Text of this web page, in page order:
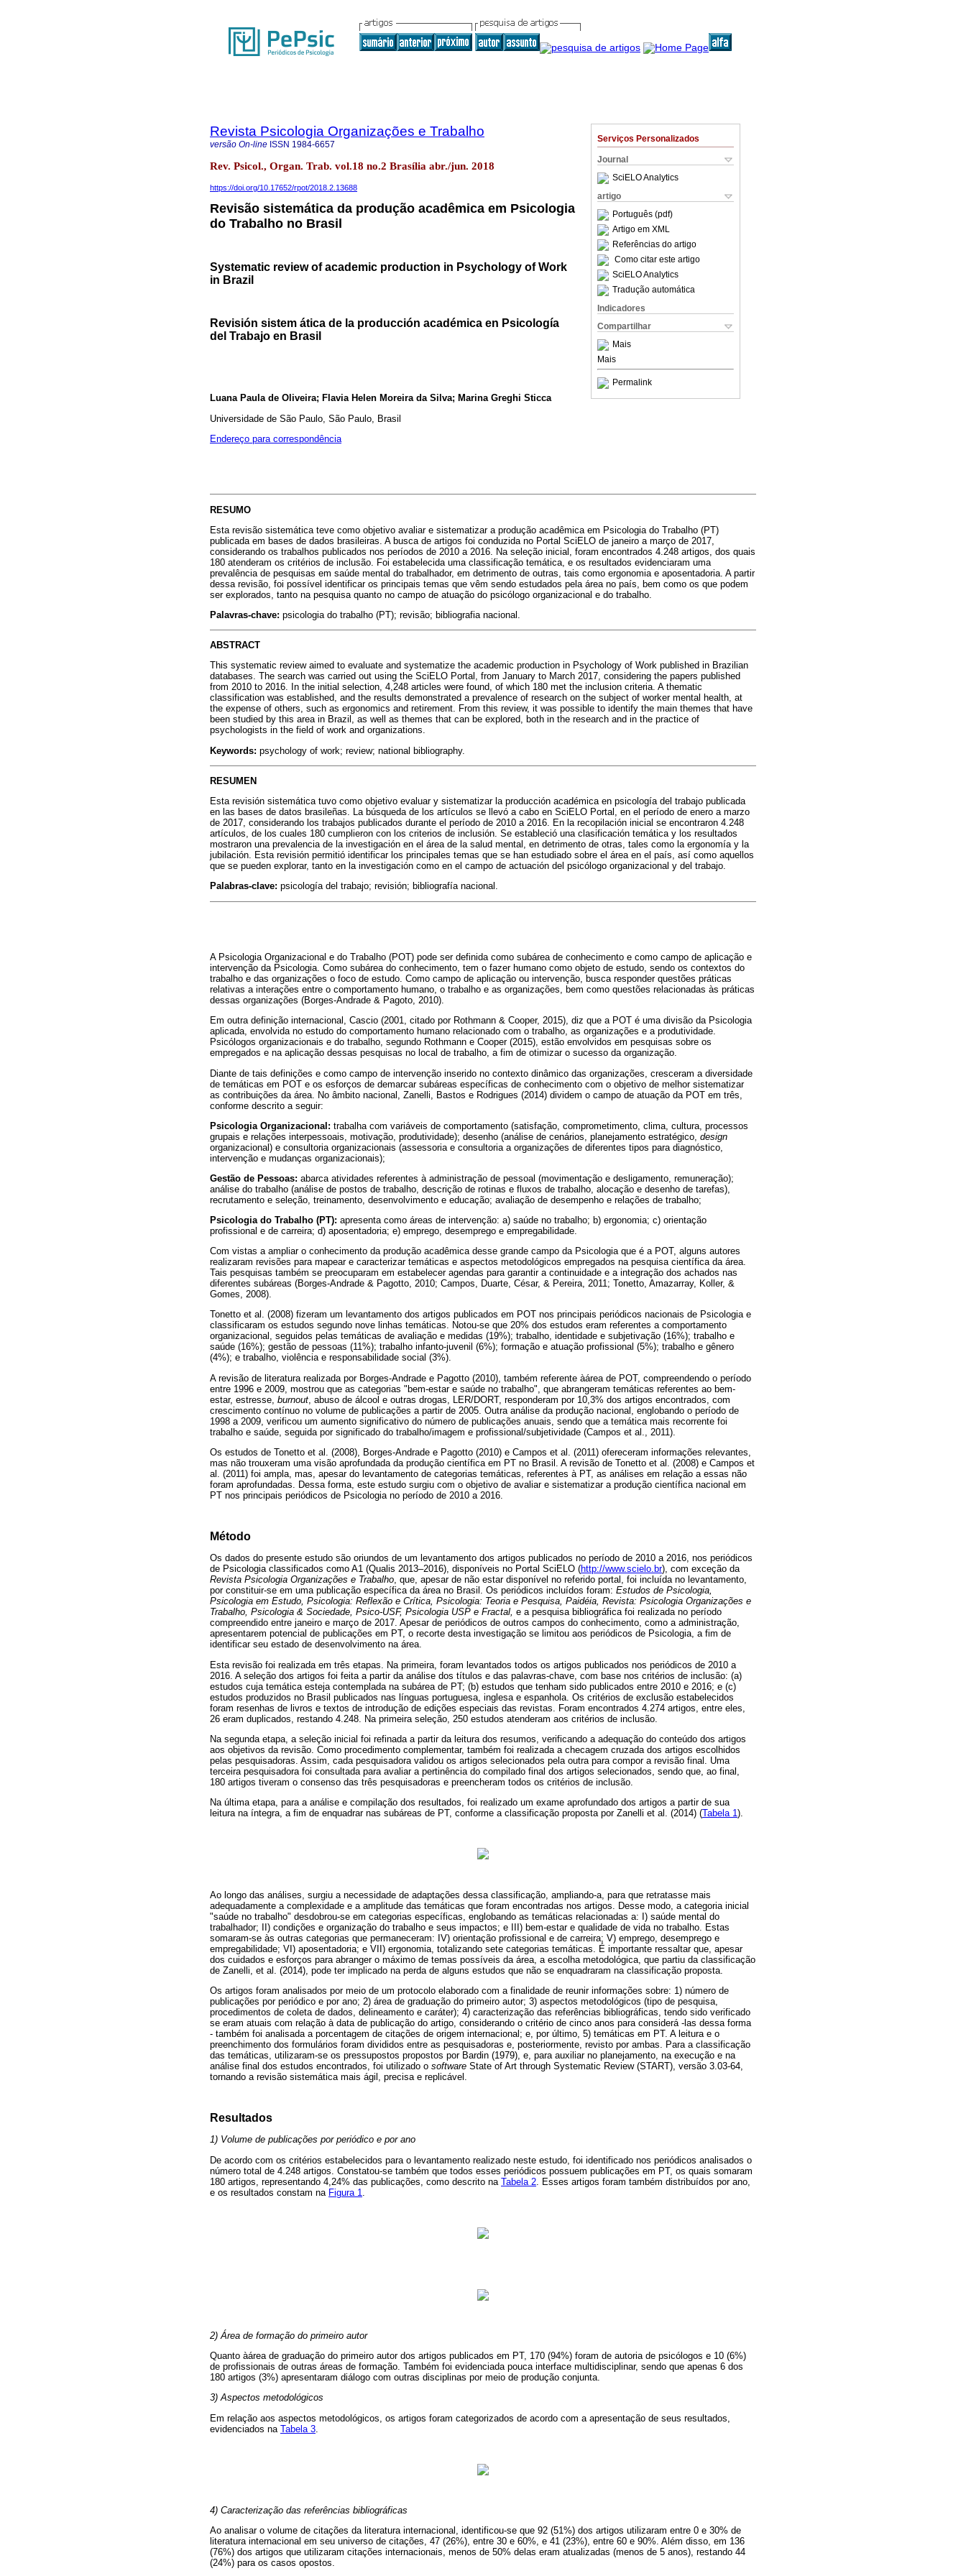
Serviços Personalizados
Journal
SciELO Analytics
artigo
Português (pdf)
Artigo em XML
Referências do artigo
Como citar este artigo
SciELO Analytics
Tradução automática
Indicadores
Compartilhar
Mais
Mais
Permalink
Revista Psicologia Organizações e Trabalho
versão On-line ISSN 1984-6657
Rev. Psicol., Organ. Trab. vol.18 no.2 Brasília abr./jun. 2018
https://doi.org/10.17652/rpot/2018.2.13688
Revisão sistemática da produção acadêmica em Psicologia
do Trabalho no Brasil
Systematic review of academic production in Psychology of Work
in Brazil
Revisión sistem ática de la producción académica en Psicología
del Trabajo en Brasil
Luana Paula de Oliveira; Flavia Helen Moreira da Silva; Marina Greghi Sticca
Universidade de São Paulo, São Paulo, Brasil
Endereço para correspondência
RESUMO
Esta revisão sistemática teve como objetivo avaliar e sistematizar a produção acadêmica em Psicologia do Trabalho (PT)
publicada em bases de dados brasileiras. A busca de artigos foi conduzida no Portal SciELO de janeiro a março de 2017,
considerando os trabalhos publicados nos períodos de 2010 a 2016. Na seleção inicial, foram encontrados 4.248 artigos, dos quais
180 atenderam os critérios de inclusão. Foi estabelecida uma classificação temática, e os resultados evidenciaram uma
prevalência de pesquisas em saúde mental do trabalhador, em detrimento de outras, tais como ergonomia e aposentadoria. A partir
dessa revisão, foi possível identificar os principais temas que vêm sendo estudados pela área no país, bem como os que podem
ser explorados, tanto na pesquisa quanto no campo de atuação do psicólogo organizacional e do trabalho.
Palavras-chave: psicologia do trabalho (PT); revisão; bibliografia nacional.
ABSTRACT
This systematic review aimed to evaluate and systematize the academic production in Psychology of Work published in Brazilian
databases. The search was carried out using the SciELO Portal, from January to March 2017, considering the papers published
from 2010 to 2016. In the initial selection, 4,248 articles were found, of which 180 met the inclusion criteria. A thematic
classification was established, and the results demonstrated a prevalence of research on the subject of worker mental health, at
the expense of others, such as ergonomics and retirement. From this review, it was possible to identify the main themes that have
been studied by this area in Brazil, as well as themes that can be explored, both in the research and in the practice of
psychologists in the field of work and organizations.
Keywords: psychology of work; review; national bibliography.
RESUMEN
Esta revisión sistemática tuvo como objetivo evaluar y sistematizar la producción académica en psicología del trabajo publicada
en las bases de datos brasileñas. La búsqueda de los artículos se llevó a cabo en SciELO Portal, en el período de enero a marzo
de 2017, considerando los trabajos publicados durante el período de 2010 a 2016. En la recopilación inicial se encontraron 4.248
artículos, de los cuales 180 cumplieron con los criterios de inclusión. Se estableció una clasificación temática y los resultados
mostraron una prevalencia de la investigación en el área de la salud mental, en detrimento de otras, tales como la ergonomía y la
jubilación. Esta revisión permitió identificar los principales temas que se han estudiado sobre el área en el país, así como aquellos
que se pueden explorar, tanto en la investigación como en el campo de actuación del psicólogo organizacional y del trabajo.
Palabras-clave: psicología del trabajo; revisión; bibliografía nacional.
A Psicologia Organizacional e do Trabalho (POT) pode ser definida como subárea de conhecimento e como campo de aplicação e
intervenção da Psicologia. Como subárea do conhecimento, tem o fazer humano como objeto de estudo, sendo os contextos do
trabalho e das organizações o foco de estudo. Como campo de aplicação ou intervenção, busca responder questões práticas
relativas a interações entre o comportamento humano, o trabalho e as organizações, bem como questões relacionadas às práticas
dessas organizações (Borges-Andrade & Pagoto, 2010).
Em outra definição internacional, Cascio (2001, citado por Rothmann & Cooper, 2015), diz que a POT é uma divisão da Psicologia
aplicada, envolvida no estudo do comportamento humano relacionado com o trabalho, as organizações e a produtividade.
Psicólogos organizacionais e do trabalho, segundo Rothmann e Cooper (2015), estão envolvidos em pesquisas sobre os
empregados e na aplicação dessas pesquisas no local de trabalho, a fim de otimizar o sucesso da organização.
Diante de tais definições e como campo de intervenção inserido no contexto dinâmico das organizações, cresceram a diversidade
de temáticas em POT e os esforços de demarcar subáreas específicas de conhecimento com o objetivo de melhor sistematizar
as contribuições da área. No âmbito nacional, Zanelli, Bastos e Rodrigues (2014) dividem o campo de atuação da POT em três,
conforme descrito a seguir:
Psicologia Organizacional: trabalha com variáveis de comportamento (satisfação, comprometimento, clima, cultura, processos
grupais e relações interpessoais, motivação, produtividade); desenho (análise de cenários, planejamento estratégico, design
organizacional) e consultoria organizacionais (assessoria e consultoria a organizações de diferentes tipos para diagnóstico,
intervenção e mudanças organizacionais);
Gestão de Pessoas: abarca atividades referentes à administração de pessoal (movimentação e desligamento, remuneração);
análise do trabalho (análise de postos de trabalho, descrição de rotinas e fluxos de trabalho, alocação e desenho de tarefas),
recrutamento e seleção, treinamento, desenvolvimento e educação; avaliação de desempenho e relações de trabalho;
Psicologia do Trabalho (PT): apresenta como áreas de intervenção: a) saúde no trabalho; b) ergonomia; c) orientação
profissional e de carreira; d) aposentadoria; e) emprego, desemprego e empregabilidade.
Com vistas a ampliar o conhecimento da produção acadêmica desse grande campo da Psicologia que é a POT, alguns autores
realizaram revisões para mapear e caracterizar temáticas e aspectos metodológicos empregados na pesquisa científica da área.
Tais pesquisas também se preocuparam em estabelecer agendas para garantir a continuidade e a integração dos achados nas
diferentes subáreas (Borges-Andrade & Pagotto, 2010; Campos, Duarte, César, & Pereira, 2011; Tonetto, Amazarray, Koller, &
Gomes, 2008).
Tonetto et al. (2008) fizeram um levantamento dos artigos publicados em POT nos principais periódicos nacionais de Psicologia e
classificaram os estudos segundo nove linhas temáticas. Notou-se que 20% dos estudos eram referentes a comportamento
organizacional, seguidos pelas temáticas de avaliação e medidas (19%); trabalho, identidade e subjetivação (16%); trabalho e
saúde (16%); gestão de pessoas (11%); trabalho infanto-juvenil (6%); formação e atuação profissional (5%); trabalho e gênero
(4%); e trabalho, violência e responsabilidade social (3%).
A revisão de literatura realizada por Borges-Andrade e Pagotto (2010), também referente àárea de POT, compreendendo o período
entre 1996 e 2009, mostrou que as categorias "bem-estar e saúde no trabalho", que abrangeram temáticas referentes ao bem-
estar, estresse, burnout , abuso de álcool e outras drogas, LER/DORT, responderam por 10,3% dos artigos encontrados, com
crescimento contínuo no volume de publicações a partir de 2005. Outra análise da produção nacional, englobando o período de
1998 a 2009, verificou um aumento significativo do número de publicações anuais, sendo que a temática mais recorrente foi
trabalho e saúde, seguida por significado do trabalho/imagem e profissional/subjetividade (Campos et al., 2011).
Os estudos de Tonetto et al. (2008), Borges-Andrade e Pagotto (2010) e Campos et al. (2011) ofereceram informações relevantes,
mas não trouxeram uma visão aprofundada da produção científica em PT no Brasil. A revisão de Tonetto et al. (2008) e Campos et
al. (2011) foi ampla, mas, apesar do levantamento de categorias temáticas, referentes à PT, as análises em relação a essas não
foram aprofundadas. Dessa forma, este estudo surgiu com o objetivo de avaliar e sistematizar a produção científica nacional em
PT nos principais periódicos de Psicologia no período de 2010 a 2016.
Método
Os dados do presente estudo são oriundos de um levantamento dos artigos publicados no período de 2010 a 2016, nos periódicos
de Psicologia classificados como A1 (Qualis 2013–2016), disponíveis no Portal SciELO (http://www.scielo.br), com exceção da
Revista Psicologia Organizações e Trabalho, que, apesar de não estar disponível no referido portal, foi incluída no levantamento,
por constituir-se em uma publicação específica da área no Brasil. Os periódicos incluídos foram: Estudos de Psicologia,
Psicologia em Estudo, Psicologia: Reflexão e Crítica, Psicologia: Teoria e Pesquisa, Paidéia, Revista: Psicologia Organizações e
Trabalho, Psicologia & Sociedade, Psico-USF, Psicologia USP e Fractal, e a pesquisa bibliográfica foi realizada no período
compreendido entre janeiro e março de 2017. Apesar de periódicos de outros campos do conhecimento, como a administração,
apresentarem potencial de publicações em PT, o recorte desta investigação se limitou aos periódicos de Psicologia, a fim de
identificar seu estado de desenvolvimento na área.
Esta revisão foi realizada em três etapas. Na primeira, foram levantados todos os artigos publicados nos periódicos de 2010 a
2016. A seleção dos artigos foi feita a partir da análise dos títulos e das palavras-chave, com base nos critérios de inclusão: (a)
estudos cuja temática esteja contemplada na subárea de PT; (b) estudos que tenham sido publicados entre 2010 e 2016; e (c)
estudos produzidos no Brasil publicados nas línguas portuguesa, inglesa e espanhola. Os critérios de exclusão estabelecidos
foram resenhas de livros e textos de introdução de edições especiais das revistas. Foram encontrados 4.274 artigos, entre eles,
26 eram duplicados, restando 4.248. Na primeira seleção, 250 estudos atenderam aos critérios de inclusão.
Na segunda etapa, a seleção inicial foi refinada a partir da leitura dos resumos, verificando a adequação do conteúdo dos artigos
aos objetivos da revisão. Como procedimento complementar, também foi realizada a checagem cruzada dos artigos escolhidos
pelas pesquisadoras. Assim, cada pesquisadora validou os artigos selecionados pela outra para compor a revisão final. Uma
terceira pesquisadora foi consultada para avaliar a pertinência do compilado final dos artigos selecionados, sendo que, ao final,
180 artigos tiveram o consenso das três pesquisadoras e preencheram todos os critérios de inclusão.
Na última etapa, para a análise e compilação dos resultados, foi realizado um exame aprofundado dos artigos a partir de sua
leitura na íntegra, a fim de enquadrar nas subáreas de PT, conforme a classificação proposta por Zanelli et al. (2014) (Tabela 1 ).
Ao longo das análises, surgiu a necessidade de adaptações dessa classificação, ampliando-a, para que retratasse mais
adequadamente a complexidade e a amplitude das temáticas que foram encontradas nos artigos. Desse modo, a categoria inicial
"saúde no trabalho" desdobrou-se em categorias específicas, englobando as temáticas relacionadas a: I) saúde mental do
trabalhador; II) condições e organização do trabalho e seus impactos; e III) bem-estar e qualidade de vida no trabalho. Estas
somaram-se às outras categorias que permaneceram: IV) orientação profissional e de carreira; V) emprego, desemprego e
empregabilidade; VI) aposentadoria; e VII) ergonomia, totalizando sete categorias temáticas. É importante ressaltar que, apesar
dos cuidados e esforços para abranger o máximo de temas possíveis da área, a escolha metodológica, que partiu da classificação
de Zanelli, et al. (2014), pode ter implicado na perda de alguns estudos que não se enquadraram na classificação proposta.
Os artigos foram analisados por meio de um protocolo elaborado com a finalidade de reunir informações sobre: 1) número de
publicações por periódico e por ano; 2) área de graduação do primeiro autor; 3) aspectos metodológicos (tipo de pesquisa,
procedimentos de coleta de dados, delineamento e caráter); 4) caracterização das referências bibliográficas, tendo sido verificado
se eram atuais com relação à data de publicação do artigo, considerando o critério de cinco anos para considerá -las dessa forma
- também foi analisada a porcentagem de citações de origem internacional; e, por último, 5) temáticas em PT. A leitura e o
preenchimento dos formulários foram divididos entre as pesquisadoras e, posteriormente, revisto por ambas. Para a classificação
das temáticas, utilizaram-se os pressupostos propostos por Bardin (1979), e, para auxiliar no planejamento, na execução e na
análise final dos estudos encontrados, foi utilizado o software State of Art through Systematic Review (START), versão 3.03-64,
tornando a revisão sistemática mais ágil, precisa e replicável.
Resultados
1) Volume de publicações por periódico e por ano
De acordo com os critérios estabelecidos para o levantamento realizado neste estudo, foi identificado nos periódicos analisados o
número total de 4.248 artigos. Constatou-se também que todos esses periódicos possuem publicações em PT, os quais somaram
180 artigos, representando 4,24% das publicações, como descrito na Tabela 2 . Esses artigos foram também distribuídos por ano,
e os resultados constam na Figura 1
2) Área de formação do primeiro autor
Quanto àárea de graduação do primeiro autor dos artigos publicados em PT, 170 (94%) foram de autoria de psicólogos e 10 (6%)
de profissionais de outras áreas de formação. Também foi evidenciada pouca interface multidisciplinar, sendo que apenas 6 dos
180 artigos (3%) apresentaram diálogo com outras disciplinas por meio de produção conjunta.
3) Aspectos metodológicos
Em relação aos aspectos metodológicos, os artigos foram categorizados de acordo com a apresentação de seus resultados,
evidenciados na Tabela 3
4) Caracterização das referências bibliográficas
Ao analisar o volume de citações da literatura internacional, identificou-se que 92 (51%) dos artigos utilizaram entre 0 e 30% de
literatura internacional em seu universo de citações, 47 (26%), entre 30 e 60%, e 41 (23%), entre 60 e 90%. Além disso, em 136
(76%) dos artigos que utilizaram citações internacionais, menos de 50% delas eram atualizadas (menos de 5 anos), restando 44
(24%) para os casos opostos.